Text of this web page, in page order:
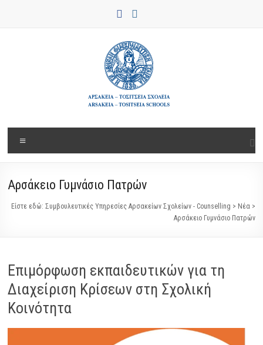
Συμβουλευτικές
Υπηρεσίες
Αρσακείων
Σχολείων
Αρσάκειο Γυμνάσιο Πατρών
Είστε εδώ: Συμβουλευτικές Υπηρεσίες Αρσακείων Σχολείων - Counselling > Νέα>
Αρσάκειο Γυμνάσιο Πατρών
Επιμόρφωση εκπαιδευτικών για τη
Διαχείριση Κρίσεων στη Σχολική
Κοινότητα